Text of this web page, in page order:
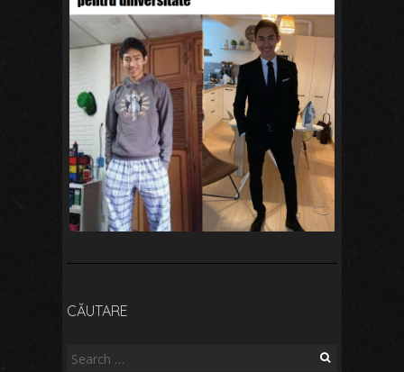
CĂUTARE
Search